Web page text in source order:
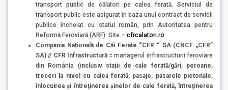
transport public de călători pe calea ferată. Serviciul de
transport public este asigurat în baza unui contract de servicii
publice încheiat cu statul român, prin Autoritatea pentru
Reformă Feroviară (ARF). Site – cfrcalatori.ro
Compania Națională de Căi Ferate “CFR “ SA (CNCF „CFR”
SA) // CFR Infrastructură= managerul infrastructurii feroviare
din România (inclusiv stații de cale ferată/gări, peroane,
treceri la nivel cu calea ferată, pasaje, pasarele pietonale,
înlocuirea şi întreţinerea şinelor de cale ferată, întreţinerea